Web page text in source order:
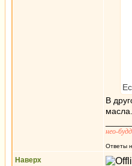
В
нео-
Ответы
Наверх